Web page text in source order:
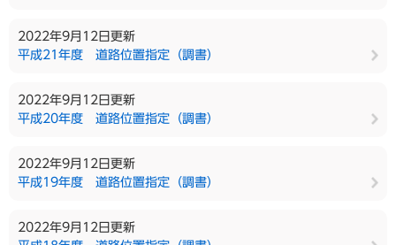
2022年9月12日更新
平成21年度 道路位置指定（調書）
2022年9月12日更新
平成20年度 道路位置指定（調書）
2022年9月12日更新
平成19年度 道路位置指定（調書）
2022年9月12日更新